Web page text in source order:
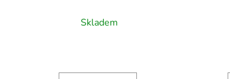
Skladem